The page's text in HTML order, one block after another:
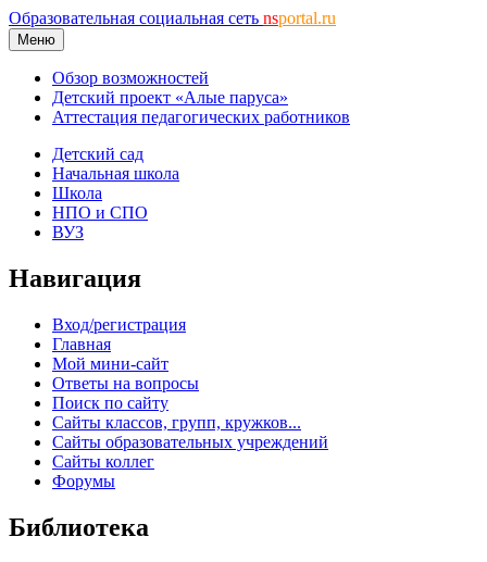
Образовательная социальная сеть nsportal.ru
Меню
Обзор возможностей
Детский проект «Алые паруса»
Аттестация педагогических работников
Детский сад
Начальная школа
Школа
НПО и СПО
ВУЗ
Навигация
Вход/регистрация
Главная
Мой мини-сайт
Ответы на вопросы
Поиск по сайту
Сайты классов, групп, кружков...
Сайты образовательных учреждений
Сайты коллег
Форумы
Библиотека